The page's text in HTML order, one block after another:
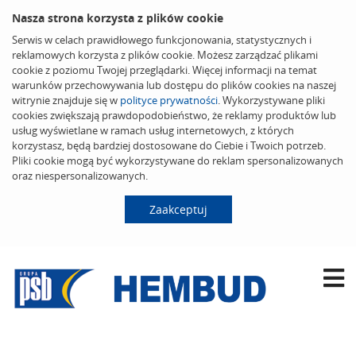
Nasza strona korzysta z plików cookie
Serwis w celach prawidłowego funkcjonowania, statystycznych i
reklamowych korzysta z plików cookie. Możesz zarządzać plikami
cookie z poziomu Twojej przeglądarki. Więcej informacji na temat
warunków przechowywania lub dostępu do plików cookies na naszej
witrynie znajduje się w polityce prywatności. Wykorzystywane pliki
cookies zwiększają prawdopodobieństwo, że reklamy produktów lub
usług wyświetlane w ramach usług internetowych, z których
korzystasz, będą bardziej dostosowane do Ciebie i Twoich potrzeb.
Pliki cookie mogą być wykorzystywane do reklam spersonalizowanych
oraz niespersonalizowanych.
Zaakceptuj